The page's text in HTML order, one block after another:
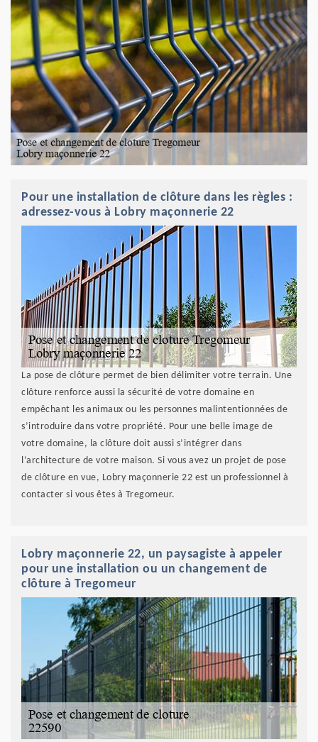
Pour une installation de clôture dans les règles :
adressez-vous à Lobry maçonnerie 22
La pose de clôture permet de bien délimiter votre terrain. Une
clôture renforce aussi la sécurité de votre domaine en
empêchant les animaux ou les personnes malintentionnées de
s’introduire dans votre propriété. Pour une belle image de
votre domaine, la clôture doit aussi s’intégrer dans
l’architecture de votre maison. Si vous avez un projet de pose
de clôture en vue, Lobry maçonnerie 22 est un professionnel à
contacter si vous êtes à Tregomeur.
Lobry maçonnerie 22, un paysagiste à appeler
pour une installation ou un changement de
clôture à Tregomeur